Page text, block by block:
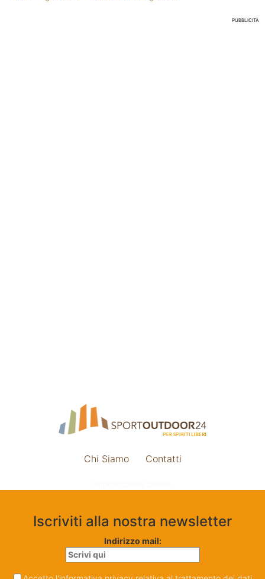
PUBBLICITÀ
Chi Siamo Contatti
Iscriviti alla nostra newsletter
Indirizzo mail: